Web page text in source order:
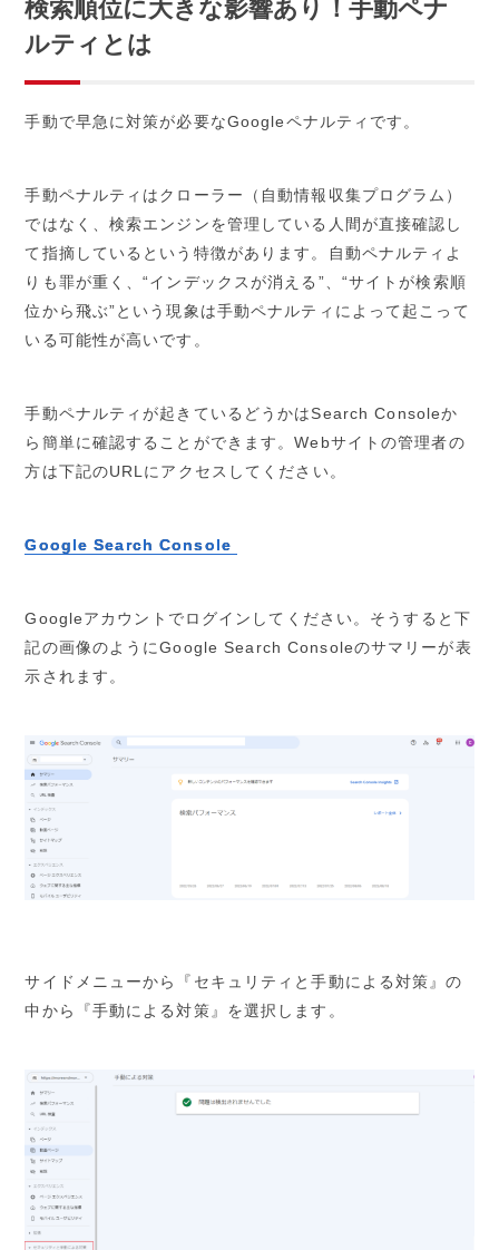
検索順位に大きな影響あり！手動ペナ
ルティとは
手動で早急に対策が必要なGoogleペナルティです。
手動ペナルティはクローラー（自動情報収集プログラム）
ではなく、検索エンジンを管理している人間が直接確認し
て指摘しているという特徴があります。自動ペナルティよ
りも罪が重く、“インデックスが消える”、“サイトが検索順
位から飛ぶ”という現象は手動ペナルティによって起こって
いる可能性が高いです。
手動ペナルティが起きているどうかはSearch Consoleか
ら簡単に確認することができます。Webサイトの管理者の
方は下記のURLにアクセスしてください。
Google Search Console
Googleアカウントでログインしてください。そうすると下
記の画像のようにGoogle Search Consoleのサマリーが表
示されます。
サイドメニューから『セキュリティと手動による対策』の
中から『手動による対策』を選択します。